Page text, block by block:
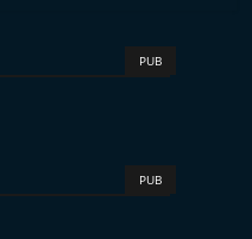
PUB
PUB